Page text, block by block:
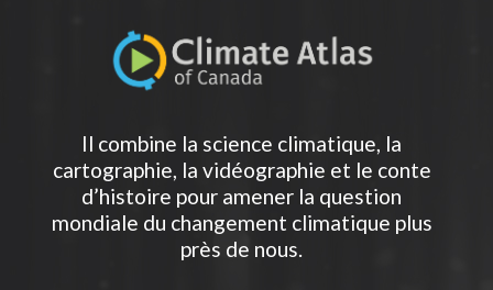
Il combine la science climatique, la
cartographie, la vidéographie et le conte
d’histoire pour amener la question
mondiale du changement climatique plus
près de nous.